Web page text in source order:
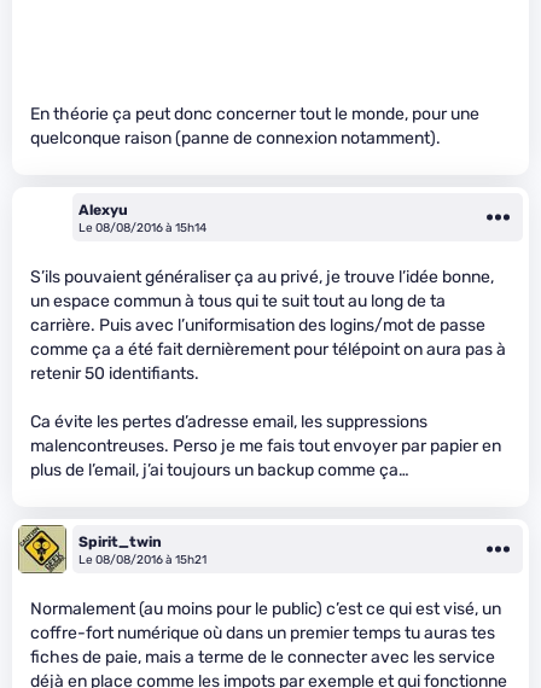
En théorie ça peut donc concerner tout le monde, pour une
quelconque raison (panne de connexion notamment).
Alexyu
Le 08/08/2016 à 15h14
S’ils pouvaient généraliser ça au privé, je trouve l’idée bonne,
un espace commun à tous qui te suit tout au long de ta
carrière. Puis avec l’uniformisation des logins/mot de passe
comme ça a été fait dernièrement pour télépoint on aura pas à
retenir 50 identifiants.
Ca évite les pertes d’adresse email, les suppressions
malencontreuses. Perso je me fais tout envoyer par papier en
plus de l’email, j’ai toujours un backup comme ça…
Spirit_twin
Le 08/08/2016 à 15h21
Normalement (au moins pour le public) c’est ce qui est visé, un
coffre-fort numérique où dans un premier temps tu auras tes
fiches de paie, mais a terme de le connecter avec les service
déjà en place comme les impots par exemple et qui fonctionne